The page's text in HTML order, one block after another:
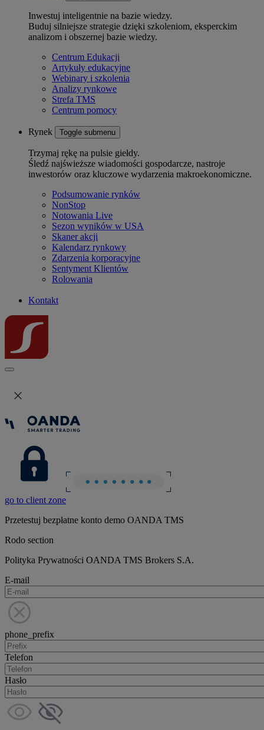
Inwestuj inteligentnie na bazie wiedzy.
Buduj silniejsze strategie dzięki szkoleniom, eksperckim
analizom i obszernej bazie wiedzy.
Centrum Edukacji
Artykuły edukacyjne
Webinary i szkolenia
Analizy rynkowe
Strefa TMS
Centrum pomocy
Rynek Toggle submenu
Trzymaj rękę na pulsie giełdy.
Śledź najświeższe wiadomości gospodarcze, nastroje
inwestorów oraz kluczowe wydarzenia makroekonomiczne.
Podsumowanie rynków
NonStop
Notowania Live
Sezon wyników w USA
Skaner akcji
Kalendarz rynkowy
Zdarzenia korporacyjne
Sentyment Klientów
Rolowania
Kontakt
go to client zone
Przetestuj bezpłatne konto demo OANDA TMS
Rodo section
Polityka Prywatności OANDA TMS Brokers S.A.
E-mail
phone_prefix
Telefon
Hasło